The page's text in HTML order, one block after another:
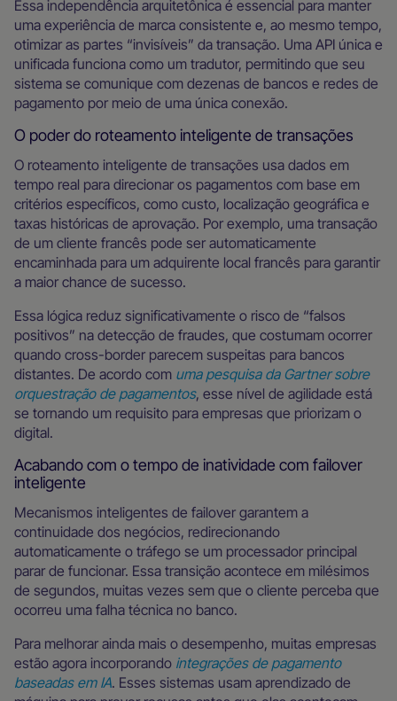
Essa independência arquitetônica é essencial para manter
uma experiência de marca consistente e, ao mesmo tempo,
otimizar as partes “invisíveis” da transação. Uma API única e
unificada funciona como um tradutor, permitindo que seu
sistema se comunique com dezenas de bancos e redes de
pagamento por meio de uma única conexão.
O poder do roteamento inteligente de transações
O roteamento inteligente de transações usa dados em
tempo real para direcionar os pagamentos com base em
critérios específicos, como custo, localização geográfica e
taxas históricas de aprovação. Por exemplo, uma transação
de um cliente francês pode ser automaticamente
encaminhada para um adquirente local francês para garantir
a maior chance de sucesso.
Essa lógica reduz significativamente o risco de “falsos
positivos” na detecção de fraudes, que costumam ocorrer
quando cross-border parecem suspeitas para bancos
distantes. De acordo com uma pesquisa da Gartner sobre
orquestração de pagamentos, esse nível de agilidade está
se tornando um requisito para empresas que priorizam o
digital.
Acabando com o tempo de inatividade com failover
inteligente
Mecanismos inteligentes de failover garantem a
continuidade dos negócios, redirecionando
automaticamente o tráfego se um processador principal
parar de funcionar. Essa transição acontece em milésimos
de segundos, muitas vezes sem que o cliente perceba que
ocorreu uma falha técnica no banco.
Para melhorar ainda mais o desempenho, muitas empresas
estão agora incorporando integrações de pagamento
baseadas em IA. Esses sistemas usam aprendizado de